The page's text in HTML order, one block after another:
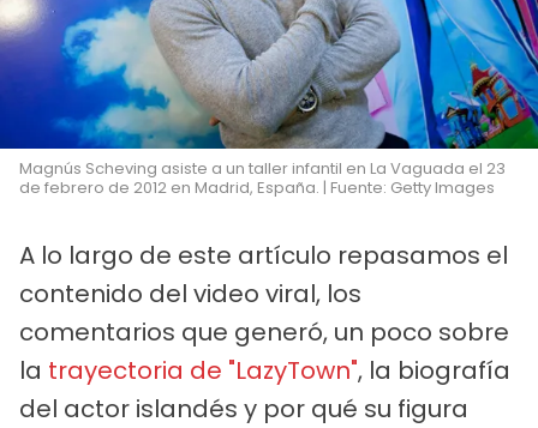
Magnús Scheving asiste a un taller infantil en La Vaguada el 23
de febrero de 2012 en Madrid, España. | Fuente: Getty Images
A lo largo de este artículo repasamos el
contenido del video viral, los
comentarios que generó, un poco sobre
la trayectoria de "LazyTown", la biografía
del actor islandés y por qué su figura